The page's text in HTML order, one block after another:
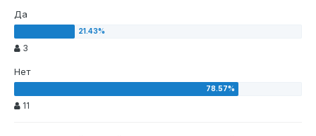
Да
3
Нет
11